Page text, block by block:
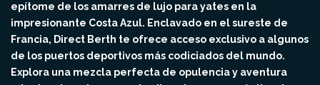
epítome de los amarres de lujo para yates en la
impresionante Costa Azul. Enclavado en el sureste de
Francia, Direct Berth te ofrece acceso exclusivo a algunos
de los puertos deportivos más codiciados del mundo.
Explora una mezcla perfecta de opulencia y aventura